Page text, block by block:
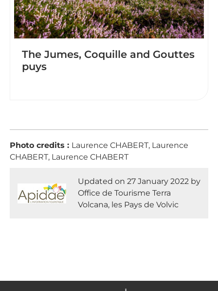
The Jumes, Coquille and Gouttes
puys
Photo credits : Laurence CHABERT, Laurence
CHABERT, Laurence CHABERT
Updated on 27 January 2022 by
Office de Tourisme Terra
Volcana, les Pays de Volvic